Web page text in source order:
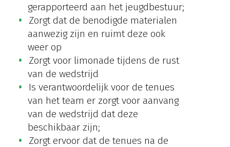
gerapporteerd aan het jeugdbestuur;
Zorgt dat de benodigde materialen
aanwezig zijn en ruimt deze ook
weer op
Zorgt voor limonade tijdens de rust
van de wedstrijd
Is verantwoordelijk voor de tenues
van het team er zorgt voor aanvang
van de wedstrijd dat deze
beschikbaar zijn;
Zorgt ervoor dat de tenues na de